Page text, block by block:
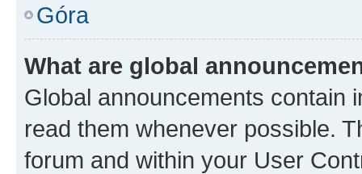
Góra
What are global
Global announcements contain
read them whenever possible.
forum and within your User